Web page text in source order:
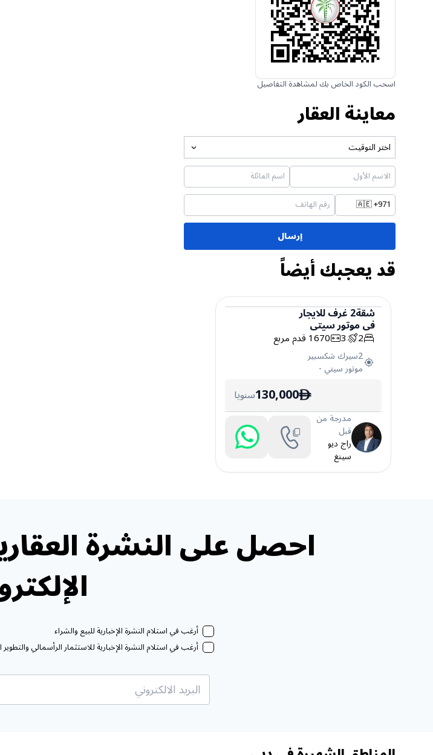
اسحب الكود الخاص بك لمشاهدة التفاصيل
معاينة العقار
اختر التوقيت
🇦🇪+971
إرسال
قد يعجبك أيضاً
شقة
شقة2غرفللايجار
فيموتور سيتي
2
3
1670قدم مربع
2سيرك شكسبير
موتور سيتي -
ê
130,000سنويا
مدرجة من
قبل
راج ديو
سينغ
احصل على النشرة
أرغب في استلام النشرة الإخبارية للبيع والشراء
أرغب في استلام النشرة الإخبارية للاستثمار الرأسمالي والتطوير